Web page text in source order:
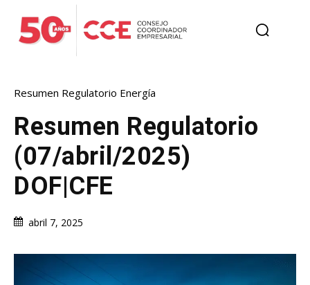
Resumen Regulatorio Energía
Resumen Regulatorio
(07/abril/2025)
DOF|CFE
abril 7, 2025